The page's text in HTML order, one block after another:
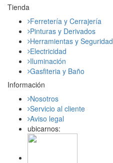
Tienda
Ferretería y Cerrajería
Pinturas y Derivados
Herramientas y Seguridad
Electricidad
Iluminación
Gasfiteria y Baño
Información
Nosotros
Servicio al cliente
Aviso legal
ubicarnos: